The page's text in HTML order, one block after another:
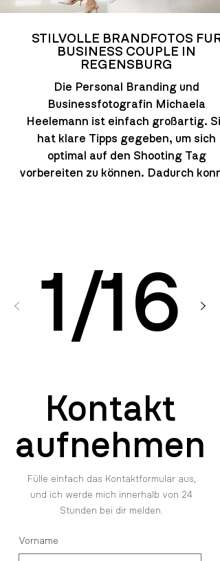
STILVOLLE BRANDFOTOS FÜR
BUSINESS COUPLE IN
REGENSBURG
Die Personal Branding und
Businessfotografin Michaela
Heelemann ist einfach großartig.
hat klare Tipps gegeben, um sich
optimal auf den Shooting Tag
vorbereiten zu können. Dadurch
1 /16
Kontakt
aufnehmen
Fülle einfach das Kontaktformular aus,
und ich werde mich innerhalb von 24
Stunden bei dir melden.
Vorname